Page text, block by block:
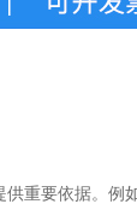
重要依据。例